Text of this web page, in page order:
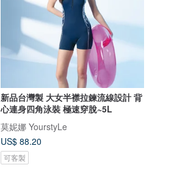
新品台灣製 大女半襟拉鍊流線設計 背
心連身四角泳裝 極速穿脫~5L
莫妮娜 YourstyLe
US$ 88.20
可客製